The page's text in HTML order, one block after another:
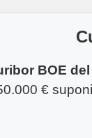
BOE
€